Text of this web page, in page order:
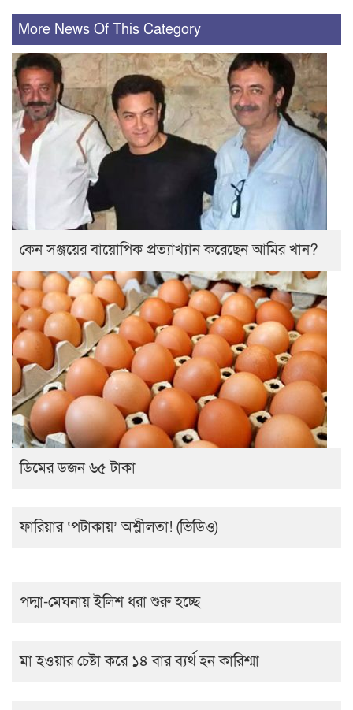
More News Of This Category
কেন সঞ্জয়ের বায়োপিক প্রত্যাখ্যান করেছেন আমির খান?
ডিমের ডজন ৬৫ টাকা
ফারিয়ার ‘পটাকায়’ অশ্লীলতা! (ভিডিও)
পদ্মা-মেঘনায় ইলিশ ধরা শুরু হচ্ছে
মা হওয়ার চেষ্টা করে ১৪ বার ব্যর্থ হন কারিশ্মা